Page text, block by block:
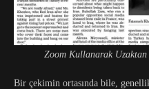
Zoom Kullanarak Uzaktan
Bir çekimin ortasında bile,